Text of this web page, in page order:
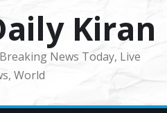
Kiran
News Today, Live
World